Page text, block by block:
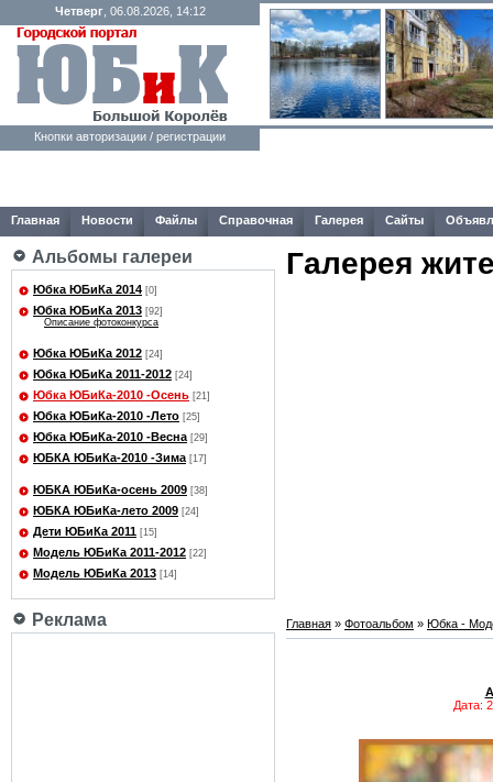
Четверг, 06.08.2026, 14:12
Кнопки авторизации / регистрации
Главная Новости Файлы Справочная Галерея Сайты
Альбомы галереи
Юбка ЮБиКа 2014 [0]
Юбка ЮБиКа 2013 [92]
Описание фотоконкурса
Юбка ЮБиКа 2012 [24]
Юбка ЮБиКа 2011-2012 [24]
Юбка ЮБиКа-2010 -Осень [21]
Юбка ЮБиКа-2010 -Лето [25]
Юбка ЮБиКа-2010 -Весна [29]
ЮБКА ЮБиКа-2010 -Зима [17]
ЮБКА ЮБиКа-осень 2009 [38]
ЮБКА ЮБиКа-лето 2009 [24]
Дети ЮБиКа 2011 [15]
Модель ЮБиКа 2011-2012 [22]
Модель ЮБиКа 2013 [14]
Реклама
Галерея
Главная » Фотоальбом » Юбка -
Дата: